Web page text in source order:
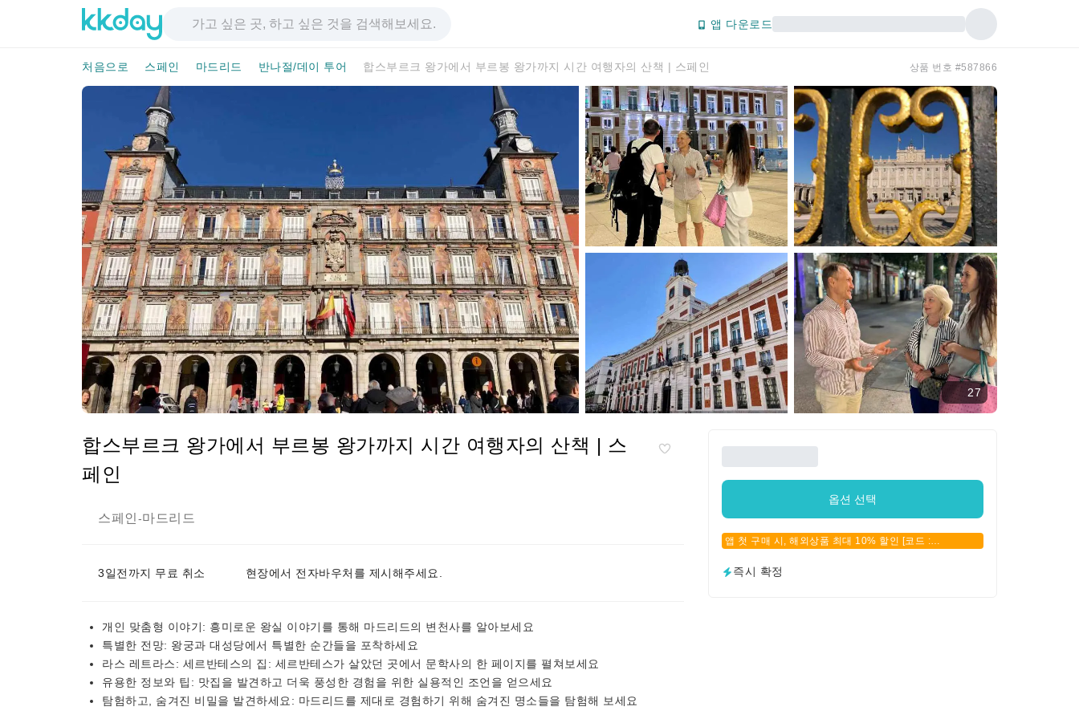
앱 다운로드
처음으로 스페인 마드리드 반나절/데이 투어 합스부르크 왕가에서 부르봉 왕가까지 시간 여행자의 산책 | 스페인 상품 번호 #587866
27
합스부르크 왕가에서 부르봉 왕가까지 시간 여행자의 산책 | 스
페인
스페인 -마드리드
3일전까지 무료 취소 현장에서 전자바우처를 제시해주세요.
개인 맞춤형 이야기: 흥미로운 왕실 이야기를 통해 마드리드의 변천사를 알아보세요
특별한 전망: 왕궁과 대성당에서 특별한 순간들을 포착하세요
라스 레트라스: 세르반테스의 집: 세르반테스가 살았던 곳에서 문학사의 한 페이지를 펼쳐보세요
유용한 정보와 팁: 맛집을 발견하고 더욱 풍성한 경험을 위한 실용적인 조언을 얻으세요
탐험하고, 숨겨진 비밀을 발견하세요: 마드리드를 제대로 경험하기 위해 숨겨진 명소들을 탐험해 보세요
옵션 선택
앱 첫 구매 시, 해외상품 최대 10% 할인 [코드 :
즉시 확정